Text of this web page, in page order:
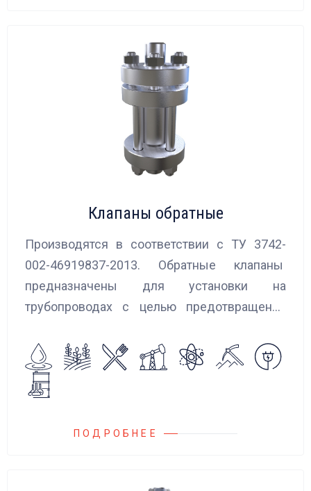
Клапаны обратные
Производятся в соответствии с ТУ 3742-
002-46919837-2013. Обратные клапаны
предназначены для установки на
трубопроводах с целью предотвращения
агрессивных жидкостей, эмульсий,
суспензий и пропуска их в прямом
направлении.
ПОДРОБНЕЕ